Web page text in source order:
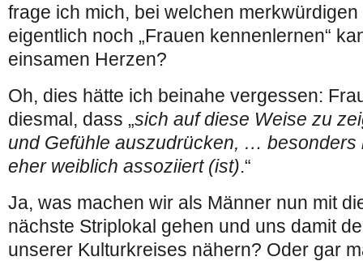
frage ich mich, bei welchen
eigentlich noch „Frauen kennenlernen“
einsamen Herzen?
Oh, dies hätte ich beinahe vergessen:
diesmal, dass „sich auf diese Weise zu
und Gefühle auszudrücken, … besonders
eher weiblich assoziiert (ist).“
Ja, was machen wir als Männer nun mit
nächste Striplokal gehen und uns damit
unserer Kulturkreises nähern? Oder gar